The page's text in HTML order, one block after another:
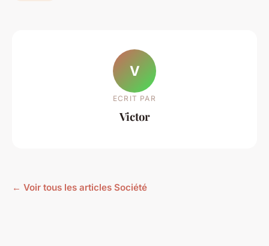
V
ECRIT PAR
Victor
← Voir tous les articles Société